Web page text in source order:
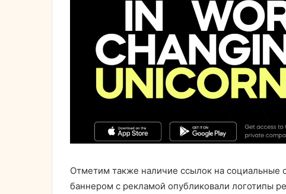
Отметим также наличие ссылок на социальные
баннером с рекламой опубликовали логотипы